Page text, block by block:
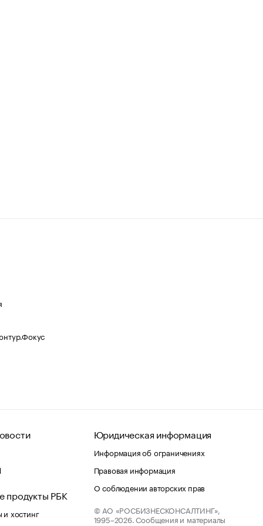
продукты РБК
хостинг
Юридическая информация
Информация об ограничениях
Правовая информация
О соблюдении авторских прав
© АО «РОСБИЗНЕСКОНСАЛТИНГ»,
1995–2026. Сообщения и материалы